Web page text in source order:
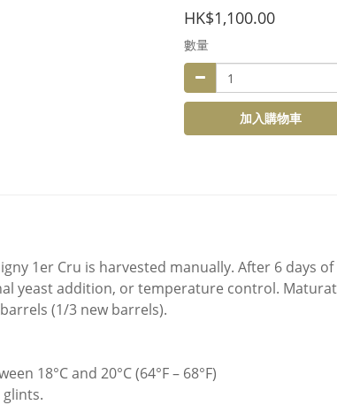
HK$1,100.00
數量
加入購物車
1er Cru is harvested manually. After 6 days
yeast addition, or temperature control.
(1/3 new barrels).
18°C and 20°C (64°F – 68°F)